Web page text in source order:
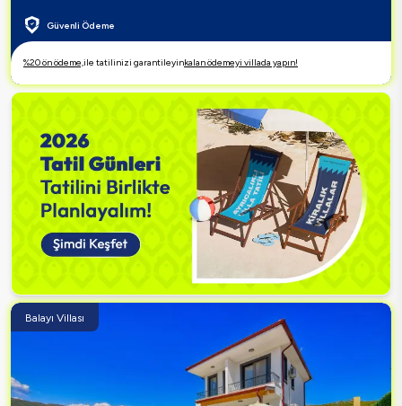
Güvenli Ödeme
%20 ön ödeme,ile tatilinizi garantileyinkalan ödemeyi villada yapın!
Balayı Villası